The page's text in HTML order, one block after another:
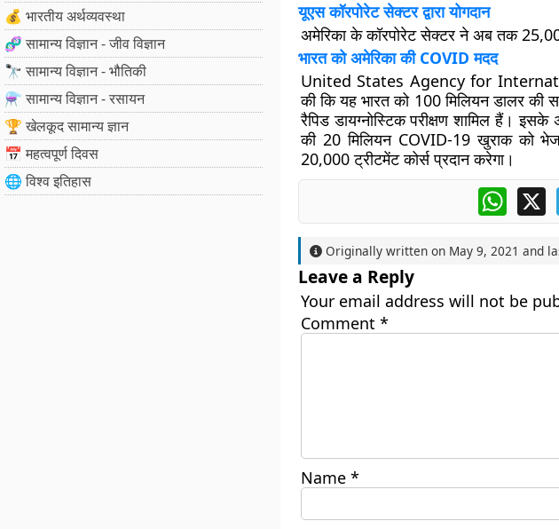
💰 भारतीय अर्थव्यवस्था
🧬 सामान्य विज्ञान - जीव विज्ञान
🔭 सामान्य विज्ञान - भौतिकी
⚗️ सामान्य विज्ञान - रसायन
🏆 खेलकूद सामान्य ज्ञान
📅 महत्वपूर्ण दिवस
🌐 विश्व इतिहास
यूएस कॉरपोरेट सेक्टर द्वारा योगदान
अमेरिका के कॉरपोरेट सेक्टर ने अब तक
भारत को अमेरिका की COVID मदद
United States Agency for
की कि यह भारत को 100 मिलियन डालर
रैपिड डायग्नोस्टिक परीक्षण शामिल हैं। इसके
की 20 मिलियन COVID-19 खुराक को
20,000 ट्रीटमेंट कोर्स प्रदान करेगा।
X
Originally written on May 9, 2021 and
Leave a Reply
Your email address will not be
Comment *
Name *